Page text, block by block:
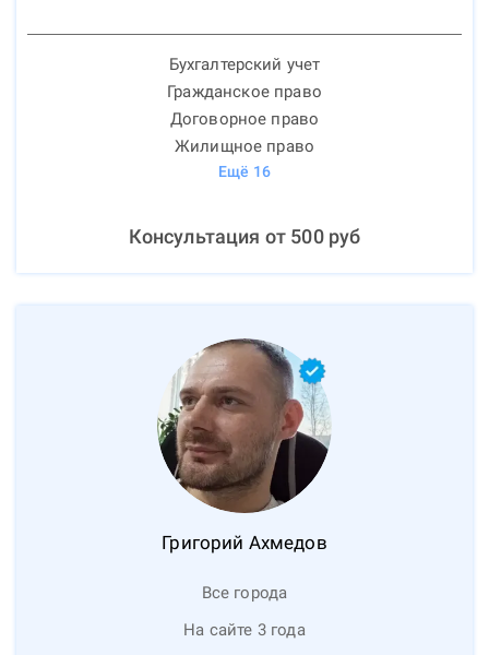
Бухгалтерский учет
Гражданское право
Договорное право
Жилищное право
Ещё 16
Консультация от 500руб
Григорий Ахмедов
Все города
На сайте 3 года